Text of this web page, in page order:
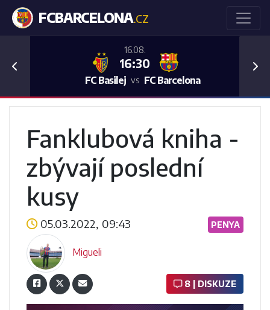
FCBARCELONA.CZ
16.08.
16:30
FC Basilej vs FC Barcelona
Previous
Fanklubová kniha -
zbývají poslední
kusy
05.03.2022, 09:43 PENYA
Migueli
8 | DISKUZE